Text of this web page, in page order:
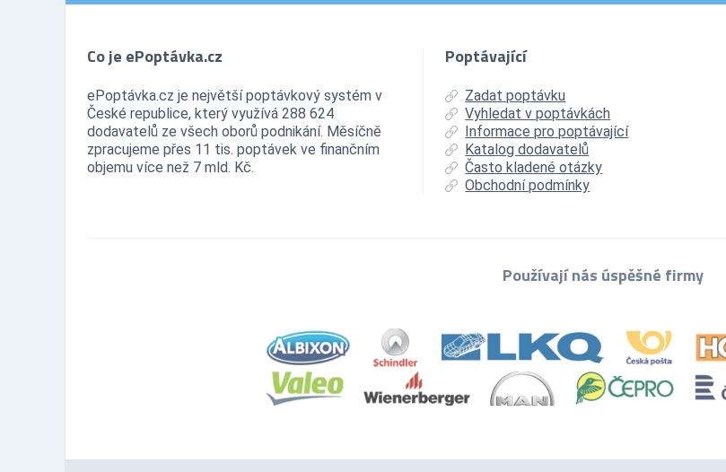
Co je ePoptávka.cz
ePoptávka.cz je největší poptávkový systém v
České republice, který využívá 288 624
dodavatelů ze všech oborů podnikání. Měsíčně
zpracujeme přes 11 tis. poptávek ve finančním
objemu více než 7 mld. Kč.
Poptávající
Zadat poptávku
Vyhledat v poptávkách
Informace pro poptávající
Katalog dodavatelů
Často kladené otázky
Obchodní podmínky
Používají nás úspěšné firmy